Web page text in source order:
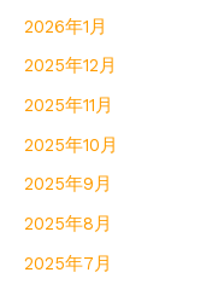
2026年1月
2025年12月
2025年11月
2025年10月
2025年9月
2025年8月
2025年7月